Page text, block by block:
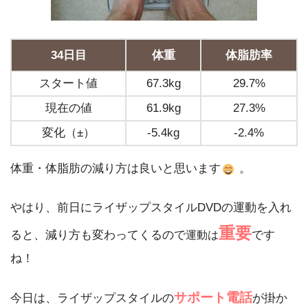
34日目 体重 体脂肪率
スタート値 67.3kg
29.7%
現在の値
61.9kg
27.3%
変化（±）
-5.4kg -2.4%
体重・体脂肪の減り方は良いと思います 。
やはり、前日にライザップスタイルDVDの運動を入れ
ると、減り方も変わってくるので運動は重要です
ね！
今日は、ライザップスタイルのサポート電話が掛か